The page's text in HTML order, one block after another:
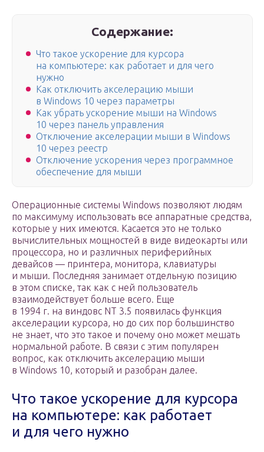
Содержание:
Что такое ускорение для курсора
на компьютере: как работает и для чего
нужно
Как отключить акселерацию мыши
в Windows 10 через параметры
Как убрать ускорение мыши на Windows
10 через панель управления
Отключение акселерации мыши в Windows
10 через реестр
Отключение ускорения через программное
обеспечение для мыши
Операционные системы Windows позволяют людям
по максимуму использовать все аппаратные средства,
которые у них имеются. Касается это не только
вычислительных мощностей в виде видеокарты или
процессора, но и различных периферийных
девайсов — принтера, монитора, клавиатуры
и мыши. Последняя занимает отдельную позицию
в этом списке, так как с ней пользователь
взаимодействует больше всего. Еще
в 1994 г. на виндовс NT 3.5 появилась функция
акселерации курсора, но до сих пор большинство
не знает, что это такое и почему оно может мешать
нормальной работе. В связи с этим популярен
вопрос, как отключить акселерацию мыши
в Windows 10, который и разобран далее.
Что такое ускорение для курсора
на компьютере: как работает
и для чего нужно